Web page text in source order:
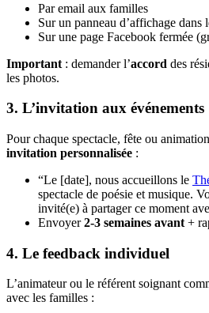
Par email aux familles
Sur un panneau d’affichage dans
Sur une page Facebook fermée
Important : demander l’accord des
les photos.
3. L’invitation aux événements
Pour chaque spectacle, fête ou
invitation personnalisée :
“Le [date], nous accueillons le
spectacle de poésie et musique.
invité(e) à partager ce moment
Envoyer2-3 semaines avant +
4. Le feedback individuel
L’animateur ou le référent soignant
avec les familles :